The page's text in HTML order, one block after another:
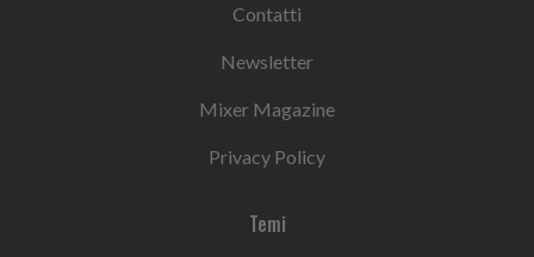
Contatti
Newsletter
Mixer Magazine
Privacy Policy
Temi